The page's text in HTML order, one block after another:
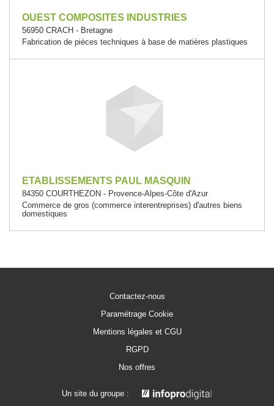
OUEST COMPOSITES INDUSTRIES
56950 CRACH - Bretagne
Fabrication de pièces techniques à base de matières plastiques
ETABLISSEMENTS PAUL MASQUIN
84350 COURTHEZON - Provence-Alpes-Côte d'Azur
Commerce de gros (commerce interentreprises) d'autres biens
domestiques
Contactez-nous
Paramétrage Cookie
Mentions légales et CGU
RGPD
Nos offres
Un site du groupe :